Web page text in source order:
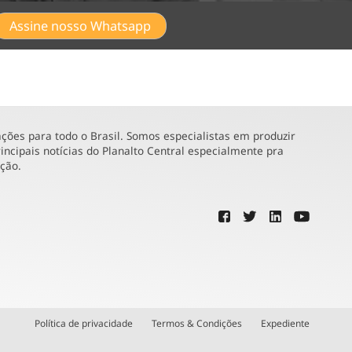
Assine nosso Whatsapp
para todo o Brasil. Somos especialistas em produzir
notícias do Planalto Central especialmente pra
Política de privacidade Termos & Condições Expediente